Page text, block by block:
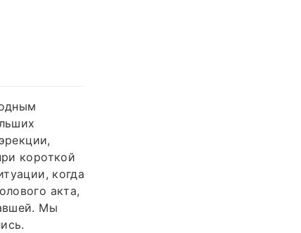
короткой
когда
акта,
Мы